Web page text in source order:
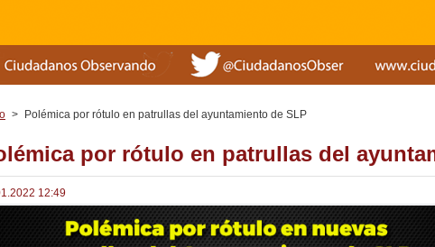
> Polémica por rótulo en patrullas del ayuntamiento de SLP
por rótulo en patrullas del
12:49